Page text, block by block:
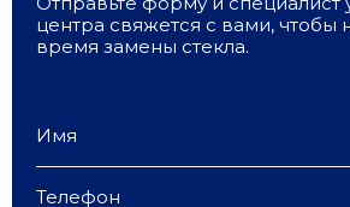
центра свяжется с вами, чтобы
время замены стекла.